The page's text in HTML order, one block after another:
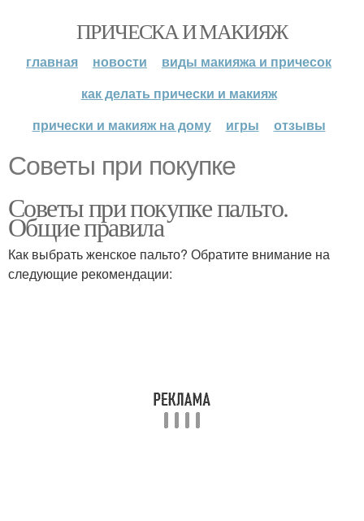
ПРИЧЕСКА И МАКИЯЖ
главная новости
виды макияжа и причесок
как делать прически и макияж
прически и макияж на дому
игры отзывы
Советы при покупке
Советы при покупке пальто.
Общие правила
Как выбрать женское пальто? Обратите внимание на
следующие рекомендации: